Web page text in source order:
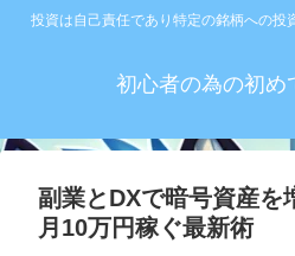
投資は自己責任であり特定の銘柄への投
初心者の為の初め
副業とDXで暗号資産を
月10万円稼ぐ最新術